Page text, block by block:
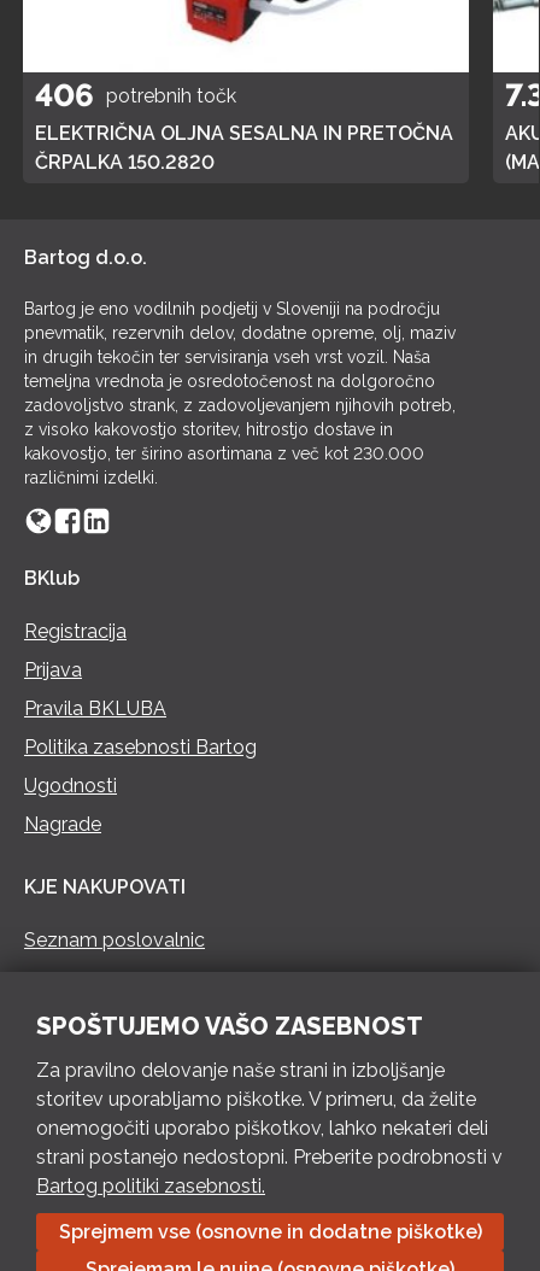
406 potrebnih točk
ELEKTRIČNA OLJNA SESALNA IN PRETOČNA
ČRPALKA 150.2820
Bartog d.o.o.
Bartog je eno vodilnih podjetij v Sloveniji na področju
pnevmatik, rezervnih delov, dodatne opreme, olj, maziv
in drugih tekočin ter servisiranja vseh vrst vozil. Naša
temeljna vrednota je osredotočenost na dolgoročno
zadovoljstvo strank, z zadovoljevanjem njihovih potreb,
z visoko kakovostjo storitev, hitrostjo dostave in
kakovostjo, ter širino asortimana z več kot 230.000
različnimi izdelki.
BKlub
Registracija
Prijava
Pravila BKLUBA
Politika zasebnosti Bartog
Ugodnosti
Nagrade
KJE NAKUPOVATI
Seznam poslovalnic
PON – PET 8 – 18 h / SOB 8 – 12 h
Pošlji e-mail
Izpolni kontaktni obrazec
Bartog d.o.o. Trebnje | ID: SI79128718 | IBAN: SI56 1010 0003
SPOŠTUJEMO VAŠO ZASEBNOST
Za pravilno delovanje naše strani in izboljšanje
storitev uporabljamo piškotke. V primeru, da želite
onemogočiti uporabo piškotkov, lahko nekateri deli
strani postanejo nedostopni. Preberite podrobnosti v
Bartog politiki zasebnosti.
Sprejmem vse (osnovne in dodatne piškotke)